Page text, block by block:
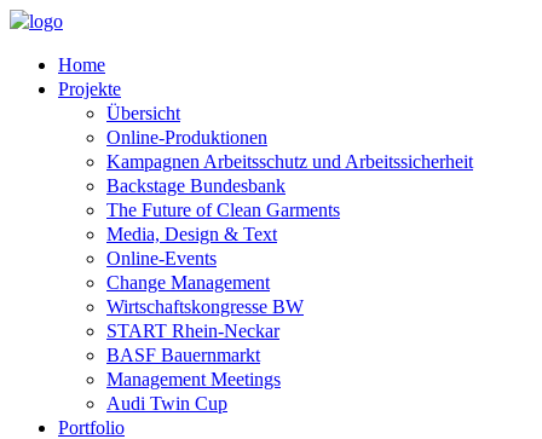
Home
Projekte
Übersicht
Online-Produktionen
Kampagnen Arbeitsschutz und Arbeitssicherheit
Backstage Bundesbank
The Future of Clean Garments
Media, Design & Text
Online-Events
Change Management
Wirtschaftskongresse BW
START Rhein-Neckar
BASF Bauernmarkt
Management Meetings
Audi Twin Cup
Portfolio